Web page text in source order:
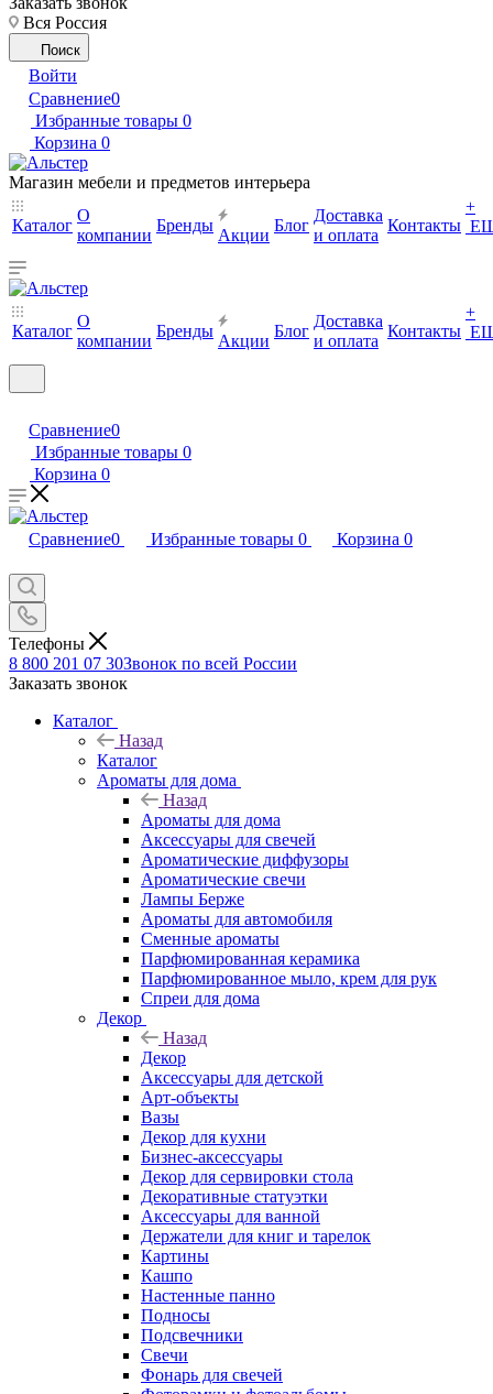
Вся Россия
Поиск
Войти
Сравнение0
Избранные товары 0
Корзина 0
Магазин мебели и предметов интерьера
Каталог
О
компании
Бренды
Акции
Блог
Доставка
и оплата
Контакты
+
Каталог
О
компании
Бренды
Акции
Блог
Доставка
и оплата
Контакты
+
Сравнение0
Избранные товары 0
Корзина 0
Сравнение0 Избранные товары 0 Корзина 0
Телефоны
8 800 201 07 30Звонок по всей России
Заказать звонок
Каталог
Назад
Каталог
Ароматы для дома
Назад
Ароматы для дома
Аксессуары для свечей
Ароматические диффузоры
Ароматические свечи
Лампы Берже
Ароматы для автомобиля
Сменные ароматы
Парфюмированная керамика
Парфюмированное мыло, крем для рук
Спреи для дома
Декор
Назад
Декор
Аксессуары для детской
Арт-объекты
Вазы
Декор для кухни
Бизнес-аксессуары
Декор для сервировки стола
Декоративные статуэтки
Аксессуары для ванной
Держатели для книг и тарелок
Картины
Кашпо
Настенные панно
Подносы
Подсвечники
Свечи
Фонарь для свечей